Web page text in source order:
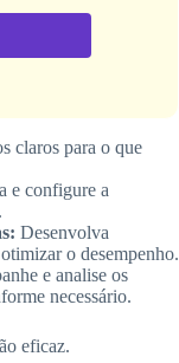
claros para o que
e configure a
Desenvolva
o desempenho.
e analise os
necessário.
eficaz.